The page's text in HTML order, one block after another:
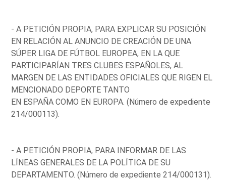
- A PETICIÓN PROPIA, PARA EXPLICAR SU POSICIÓN
EN RELACIÓN AL ANUNCIO DE CREACIÓN DE UNA
SÚPER LIGA DE FÚTBOL EUROPEA, EN LA QUE
PARTICIPARÍAN TRES CLUBES ESPAÑOLES, AL
MARGEN DE LAS ENTIDADES OFICIALES QUE RIGEN EL
MENCIONADO DEPORTE TANTO
EN ESPAÑA COMO EN EUROPA. (Número de expediente
214/000113).
- A PETICIÓN PROPIA, PARA INFORMAR DE LAS
LÍNEAS GENERALES DE LA POLÍTICA DE SU
DEPARTAMENTO. (Número de expediente 214/000131).